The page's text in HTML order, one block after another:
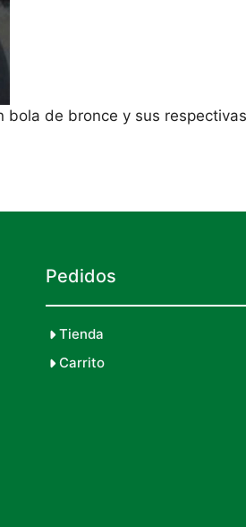
de bronce y sus
Pedidos
Tienda
Carrito